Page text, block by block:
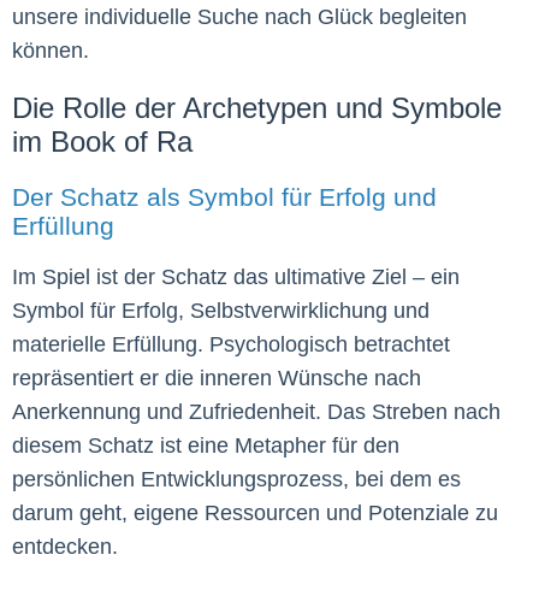
unsere individuelle Suche nach Glück begleiten
können.
Die Rolle der Archetypen und Symbole
im Book of Ra
Der Schatz als Symbol für Erfolg und
Erfüllung
Im Spiel ist der Schatz das ultimative Ziel – ein
Symbol für Erfolg, Selbstverwirklichung und
materielle Erfüllung. Psychologisch betrachtet
repräsentiert er die inneren Wünsche nach
Anerkennung und Zufriedenheit. Das Streben nach
diesem Schatz ist eine Metapher für den
persönlichen Entwicklungsprozess, bei dem es
darum geht, eigene Ressourcen und Potenziale zu
entdecken.